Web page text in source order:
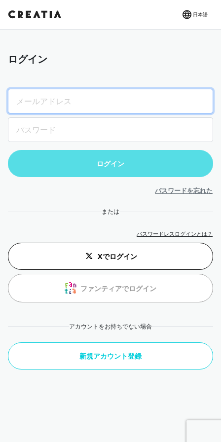
日本語
ログイン
パスワードを忘れた
または
パスワードレスログインとは？
Xでログイン
ファンティアでログイン
アカウントをお持ちでない場合
新規アカウント登録